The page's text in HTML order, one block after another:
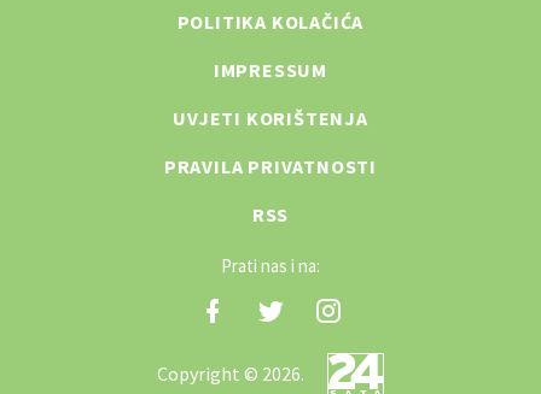
POLITIKA KOLAČIĆA
IMPRESSUM
UVJETI KORIŠTENJA
PRAVILA PRIVATNOSTI
RSS
Prati nas i na:
Copyright © 2026.